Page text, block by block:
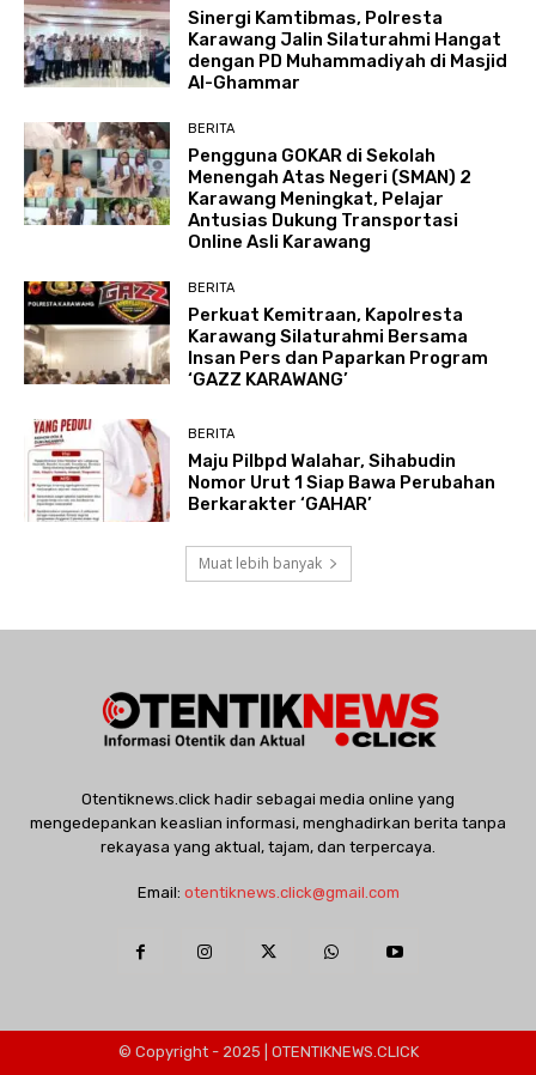
Sinergi Kamtibmas, Polresta
Karawang Jalin Silaturahmi Hangat
dengan PD Muhammadiyah di Masjid
Al-Ghammar
BERITA
Pengguna GOKAR di Sekolah
Menengah Atas Negeri (SMAN) 2
Karawang Meningkat, Pelajar
Antusias Dukung Transportasi
Online Asli Karawang
BERITA
Perkuat Kemitraan, Kapolresta
Karawang Silaturahmi Bersama
Insan Pers dan Paparkan Program
‘GAZZ KARAWANG’
BERITA
Maju Pilbpd Walahar, Sihabudin
Nomor Urut 1 Siap Bawa Perubahan
Berkarakter ‘GAHAR’
Muat lebih banyak
Otentiknews.click hadir sebagai media online yang
mengedepankan keaslian informasi, menghadirkan berita tanpa
rekayasa yang aktual, tajam, dan terpercaya.
Email: otentiknews.click@gmail.com
© Copyright - 2025 | OTENTIKNEWS.CLICK